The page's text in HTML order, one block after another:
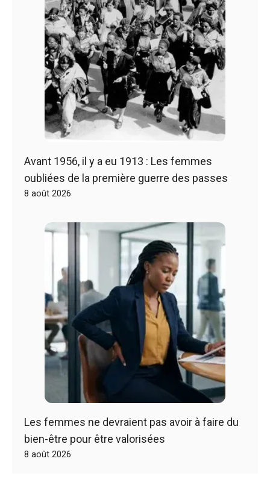
Avant 1956, il y a eu 1913 : Les femmes
oubliées de la première guerre des passes
8 août 2026
Les femmes ne devraient pas avoir à faire du
bien-être pour être valorisées
8 août 2026